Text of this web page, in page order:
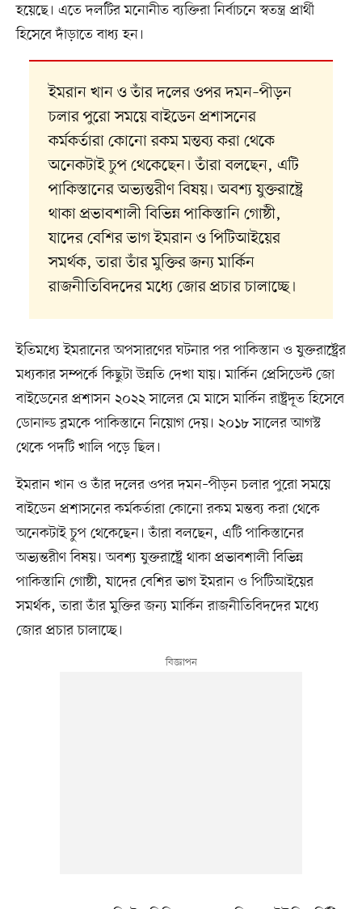
হয়েছে। এতে দলটির মনোনীত ব্যক্তিরা নির্বাচনে স্বতন্ত্র প্রার্থী
হিসেবে দাঁড়াতে বাধ্য হন।
ইমরান খান ও তাঁর দলের ওপর দমন–পীড়ন
চলার পুরো সময়ে বাইডেন প্রশাসনের
কর্মকর্তারা কোনো রকম মন্তব্য করা থেকে
অনেকটাই চুপ থেকেছেন। তাঁরা বলছেন, এটি
পাকিস্তানের অভ্যন্তরীণ বিষয়। অবশ্য যুক্তরাষ্ট্রে
থাকা প্রভাবশালী বিভিন্ন পাকিস্তানি গোষ্ঠী,
যাদের বেশির ভাগ ইমরান ও পিটিআইয়ের
সমর্থক, তারা তাঁর মুক্তির জন্য মার্কিন
রাজনীতিবিদদের মধ্যে জোর প্রচার চালাচ্ছে।
ইতিমধ্যে ইমরানের অপসারণের ঘটনার পর পাকিস্তান ও যুক্তরাষ্ট্রের
মধ্যকার সম্পর্কে কিছুটা উন্নতি দেখা যায়। মার্কিন প্রেসিডেন্ট জো
বাইডেনের প্রশাসন ২০২২ সালের মে মাসে মার্কিন রাষ্ট্রদূত হিসেবে
ডোনাল্ড ব্লমকে পাকিস্তানে নিয়োগ দেয়। ২০১৮ সালের আগস্ট
থেকে পদটি খালি পড়ে ছিল।
ইমরান খান ও তাঁর দলের ওপর দমন–পীড়ন চলার পুরো সময়ে
বাইডেন প্রশাসনের কর্মকর্তারা কোনো রকম মন্তব্য করা থেকে
অনেকটাই চুপ থেকেছেন। তাঁরা বলছেন, এটি পাকিস্তানের
অভ্যন্তরীণ বিষয়। অবশ্য যুক্তরাষ্ট্রে থাকা প্রভাবশালী বিভিন্ন
পাকিস্তানি গোষ্ঠী, যাদের বেশির ভাগ ইমরান ও পিটিআইয়ের
সমর্থক, তারা তাঁর মুক্তির জন্য মার্কিন রাজনীতিবিদদের মধ্যে
জোর প্রচার চালাচ্ছে।